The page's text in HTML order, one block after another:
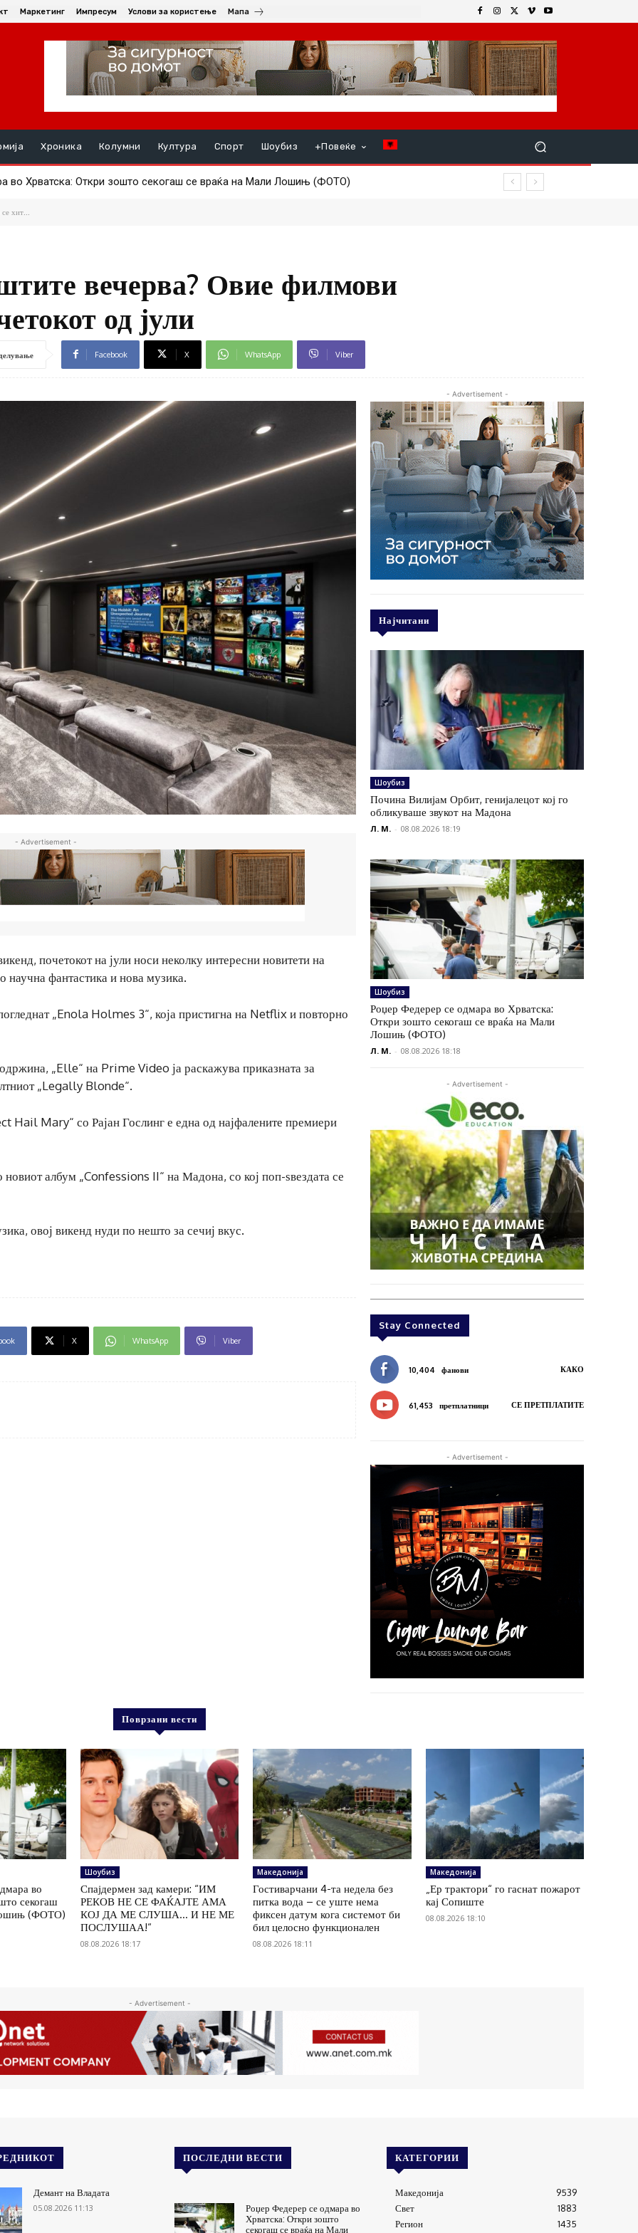
Маркетинг Импресум Услови за користење Мапа
Хроника Колумни Култура Спорт Шоубиз +Повеќе
Хрватска: Откри зошто секогаш се враќа на Мали Лошињ (ФОТО)
“ИМ РЕКОВ НЕ СЕ ФАЌАЈТЕ АМА КОЈ ДА МЕ СЛУША… И НЕ МЕ ПОСЛУШАА!“
хит...
вечерва? Овие филмови
од јули
Facebook X WhatsApp Viber
- Advertisement -
почетокот на јули носи неколку интересни новитети на
фантастика и нова музика.
„Enola Holmes 3“, која пристигна на Netflix и повторно
„Elle“ на Prime Video ја раскажува приказната за
„Legally Blonde“.
Hail Mary“ со Рајан Гослинг е една од најфалените премиери
албум „Confessions II“ на Мадона, со кој поп-ѕвездата се
овој викенд нуди по нешто за сечиј вкус.
X WhatsApp Viber
- Advertisement -
Најчитани
Шоубиз
Почина Вилијам Орбит, генијалецот кој го
обликуваше звукот на Мадона
Л. М. - 08.08.2026 18:19
Шоубиз
Роџер Федерер се одмара во Хрватска:
Откри зошто секогаш се враќа на Мали
Лошињ (ФОТО)
Л. М. - 08.08.2026 18:18
- Advertisement -
Stay Connected
10,404 фанови КАКО
61,453 претплатници СЕ ПРЕТПЛАТИТЕ
- Advertisement -
Поврзани вести
во
секогаш
(ФОТО)
Шоубиз
Спајдермен зад камери: “ИМ
РЕКОВ НЕ СЕ ФАЌАЈТЕ АМА
КОЈ ДА МЕ СЛУША… И НЕ МЕ
ПОСЛУШАА!“
08.08.2026 18:17
Македонија
Гостиварчани 4-та недела без
питка вода – се уште нема
фиксен датум кога системот би
бил целосно функционален
08.08.2026 18:11
Македонија
„Ер трактори“ го гаснат пожарот
кај Сопиште
08.08.2026 18:10
- Advertisement -
Демант на Владата
05.08.2026 11:13
ПОСЛЕДНИ ВЕСТИ
Роџер Федерер се одмара во
Хрватска: Откри зошто
секогаш се враќа на Мали
КАТЕГОРИИ
Македонија
9539
Свет
1883
Регион
1435